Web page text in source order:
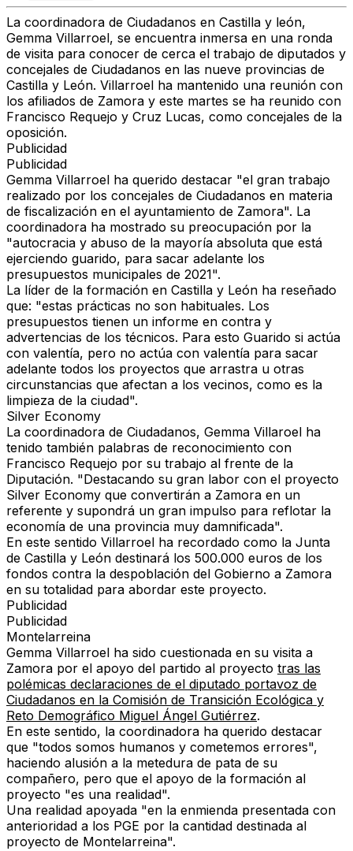
La coordinadora de Ciudadanos en Castilla y león,
Gemma Villarroel, se encuentra inmersa en una ronda
de visita para conocer de cerca el trabajo de diputados y
concejales de Ciudadanos en las nueve provincias de
Castilla y León. Villarroel ha mantenido una reunión con
los afiliados de Zamora y este martes se ha reunido con
Francisco Requejo y Cruz Lucas, como concejales de la
oposición.
Publicidad
Publicidad
Gemma Villarroel ha querido destacar "el gran trabajo
realizado por los concejales de Ciudadanos en materia
de fiscalización en el ayuntamiento de Zamora". La
coordinadora ha mostrado su preocupación por la
"autocracia y abuso de la mayoría absoluta que está
ejerciendo guarido, para sacar adelante los
presupuestos municipales de 2021".
La líder de la formación en Castilla y León ha reseñado
que: "estas prácticas no son habituales. Los
presupuestos tienen un informe en contra y
advertencias de los técnicos. Para esto Guarido si actúa
con valentía, pero no actúa con valentía para sacar
adelante todos los proyectos que arrastra u otras
circunstancias que afectan a los vecinos, como es la
limpieza de la ciudad".
Silver Economy
La coordinadora de Ciudadanos, Gemma Villaroel ha
tenido también palabras de reconocimiento con
Francisco Requejo por su trabajo al frente de la
Diputación. "Destacando su gran labor con el proyecto
Silver Economy que convertirán a Zamora en un
referente y supondrá un gran impulso para reflotar la
economía de una provincia muy damnificada".
En este sentido Villarroel ha recordado como la Junta
de Castilla y León destinará los 500.000 euros de los
fondos contra la despoblación del Gobierno a Zamora
en su totalidad para abordar este proyecto.
Publicidad
Publicidad
Montelarreina
Gemma Villarroel ha sido cuestionada en su visita a
Zamora por el apoyo del partido al proyecto tras las
polémicas declaraciones de el diputado portavoz de
Ciudadanos en la Comisión de Transición Ecológica y
Reto Demográfico Miguel Ángel Gutiérrez.
En este sentido, la coordinadora ha querido destacar
que "todos somos humanos y cometemos errores",
haciendo alusión a la metedura de pata de su
compañero, pero que el apoyo de la formación al
proyecto "es una realidad".
Una realidad apoyada "en la enmienda presentada con
anterioridad a los PGE por la cantidad destinada al
proyecto de Montelarreina".